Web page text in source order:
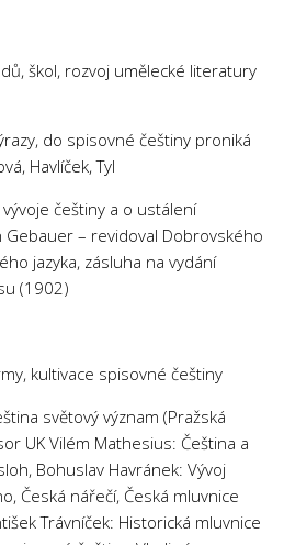
škol, rozvoj umělecké literatury
do spisovné češtiny proniká
Havlíček, Tyl
češtiny a o ustálení
Gebauer – revidoval Dobrovského
jazyka, zásluha na vydání
(1902)
kultivace spisovné češtiny
světový význam (Pražská
UK Vilém Mathesius: Čeština a
Bohuslav Havránek: Vývoj
Česká nářečí, Česká mluvnice
Trávníček: Historická mluvnice